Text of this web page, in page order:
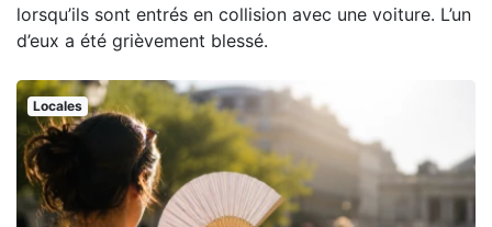
lorsqu’ils sont entrés en collision avec une voiture. L’un
d’eux a été grièvement blessé.
Locales